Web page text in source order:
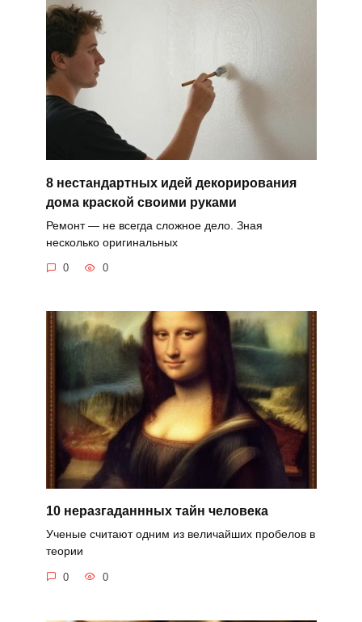
8 нестандартных идей декорирования
дома краской своими руками
Ремонт — не всегда сложное дело. Зная
несколько оригинальных
0 0
10 неразгаданнных тайн человека
Ученые считают одним из величайших пробелов в
теории
0 0